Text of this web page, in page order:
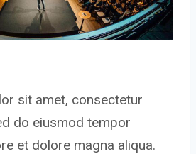
sit amet, consectetur
do eiusmod tempor
et dolore magna aliqua.